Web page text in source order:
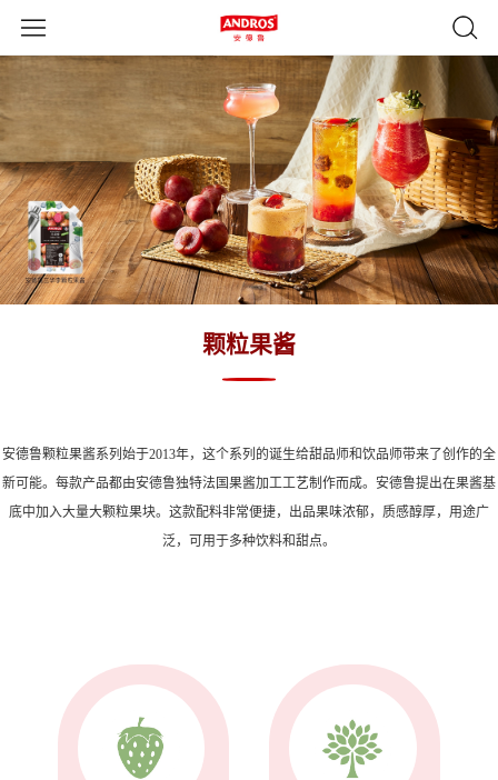
颗粒果酱
安德鲁颗粒果酱系列始于2013年，这个系列的诞生给甜品师和饮品师带来了创作的全
新可能。每款产品都由安德鲁独特法国果酱加工工艺制作而成。安德鲁提出在果酱基
底中加入大量大颗粒果块。这款配料非常便捷，出品果味浓郁，质感醇厚，用途广
泛，可用于多种饮料和甜点。